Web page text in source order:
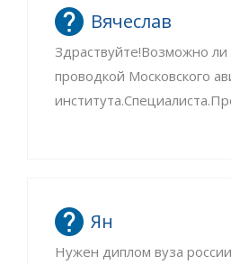
Вячеслав
Здраствуйте!Возможно
проводкой Московского
Ян
Нужен диплом вуза